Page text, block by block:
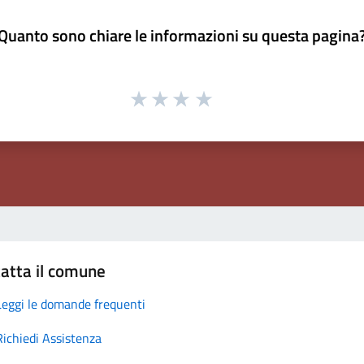
sono chiare le informazioni su questa
il comune
le domande frequenti
Assistenza